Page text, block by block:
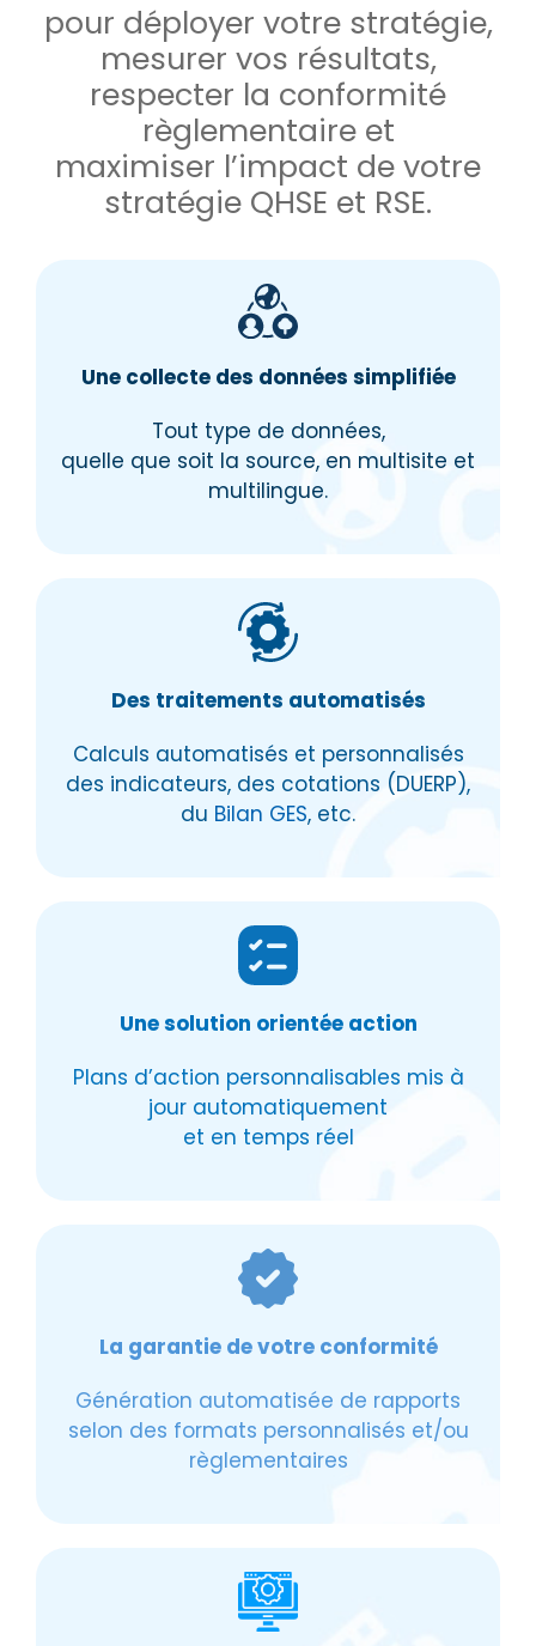
pour déployer votre stratégie,
mesurer vos résultats,
respecter la conformité
règlementaire et
maximiser l’impact de votre
stratégie QHSE et RSE.
Une collecte des données simplifiée
Tout type de données,
quelle que soit la source, en multisite et
multilingue.
Des traitements automatisés
Calculs automatisés et personnalisés
des indicateurs, des cotations (DUERP),
du Bilan GES, etc.
Une solution orientée action
Plans d’action personnalisables mis à
jour automatiquement
et en temps réel
La garantie de votre conformité
Génération automatisée de rapports
selon des formats personnalisés et/ou
règlementaires